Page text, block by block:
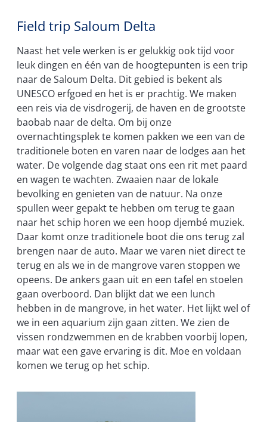
Field trip Saloum Delta
Naast het vele werken is er gelukkig ook tijd voor
leuk dingen en één van de hoogtepunten is een trip
naar de Saloum Delta. Dit gebied is bekent als
UNESCO erfgoed en het is er prachtig. We maken
een reis via de visdrogerij, de haven en de grootste
baobab naar de delta. Om bij onze
overnachtingsplek te komen pakken we een van de
traditionele boten en varen naar de lodges aan het
water. De volgende dag staat ons een rit met paard
en wagen te wachten. Zwaaien naar de lokale
bevolking en genieten van de natuur. Na onze
spullen weer gepakt te hebben om terug te gaan
naar het schip horen we een hoop djembé muziek.
Daar komt onze traditionele boot die ons terug zal
brengen naar de auto. Maar we varen niet direct te
terug en als we in de mangrove varen stoppen we
opeens. De ankers gaan uit en een tafel en stoelen
gaan overboord. Dan blijkt dat we een lunch
hebben in de mangrove, in het water. Het lijkt wel of
we in een aquarium zijn gaan zitten. We zien de
vissen rondzwemmen en de krabben voorbij lopen,
maar wat een gave ervaring is dit. Moe en voldaan
komen we terug op het schip.